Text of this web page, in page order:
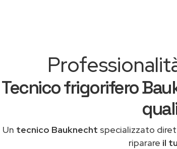
Tecnico frigorifero
Un tecnico Bauknecht specializzato
riparare il